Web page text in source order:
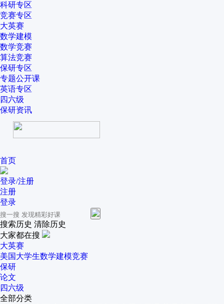
科研专区
竞赛专区
大英赛
数学建模
数学竞赛
算法竞赛
保研专区
专题公开课
英语专区
四六级
保研资讯
首页
登录/注册
注册
登录
搜索历史 清除历史
大家都在搜
大英赛
美国大学生数学建模竞赛
保研
论文
四六级
全部分类